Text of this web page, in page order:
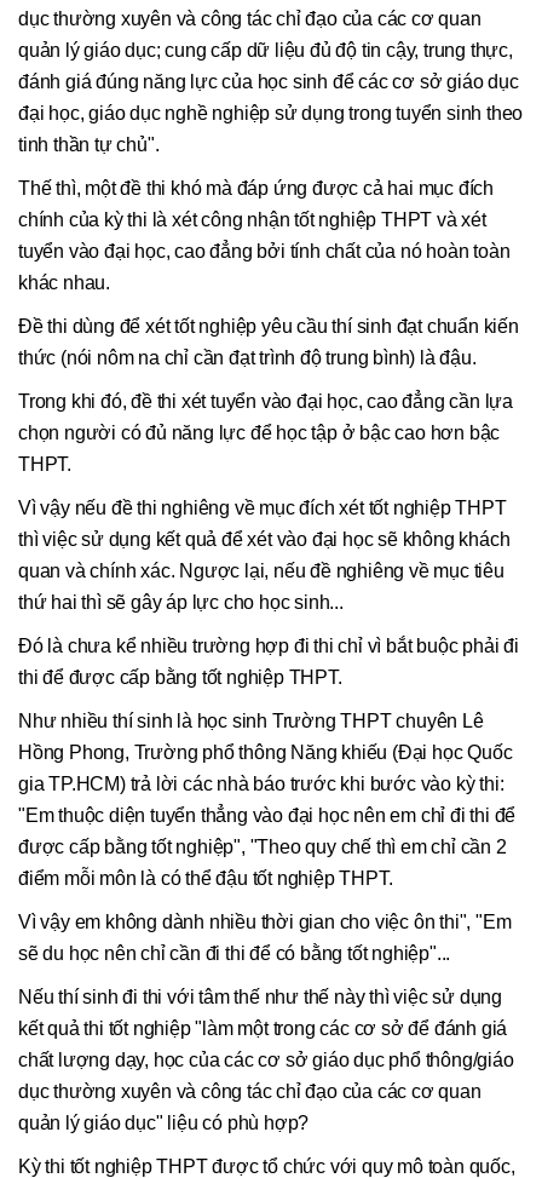
dục thường xuyên và công tác chỉ đạo của các cơ quan
quản lý giáo dục; cung cấp dữ liệu đủ độ tin cậy, trung thực,
đánh giá đúng năng lực của học sinh để các cơ sở giáo dục
đại học, giáo dục nghề nghiệp sử dụng trong tuyển sinh theo
tinh thần tự chủ".
Thế thì, một đề thi khó mà đáp ứng được cả hai mục đích
chính của kỳ thi là xét công nhận tốt nghiệp THPT và xét
tuyển vào đại học, cao đẳng bởi tính chất của nó hoàn toàn
khác nhau.
Đề thi dùng để xét tốt nghiệp yêu cầu thí sinh đạt chuẩn kiến
thức (nói nôm na chỉ cần đạt trình độ trung bình) là đậu.
Trong khi đó, đề thi xét tuyển vào đại học, cao đẳng cần lựa
chọn người có đủ năng lực để học tập ở bậc cao hơn bậc
THPT.
Vì vậy nếu đề thi nghiêng về mục đích xét tốt nghiệp THPT
thì việc sử dụng kết quả để xét vào đại học sẽ không khách
quan và chính xác. Ngược lại, nếu đề nghiêng về mục tiêu
thứ hai thì sẽ gây áp lực cho học sinh...
Đó là chưa kể nhiều trường hợp đi thi chỉ vì bắt buộc phải đi
thi để được cấp bằng tốt nghiệp THPT.
Như nhiều thí sinh là học sinh Trường THPT chuyên Lê
Hồng Phong, Trường phổ thông Năng khiếu (Đại học Quốc
gia TP.HCM) trả lời các nhà báo trước khi bước vào kỳ thi:
"Em thuộc diện tuyển thẳng vào đại học nên em chỉ đi thi để
được cấp bằng tốt nghiệp", "Theo quy chế thì em chỉ cần 2
điểm mỗi môn là có thể đậu tốt nghiệp THPT.
Vì vậy em không dành nhiều thời gian cho việc ôn thi", "Em
sẽ du học nên chỉ cần đi thi để có bằng tốt nghiệp"...
Nếu thí sinh đi thi với tâm thế như thế này thì việc sử dụng
kết quả thi tốt nghiệp "làm một trong các cơ sở để đánh giá
chất lượng dạy, học của các cơ sở giáo dục phổ thông/giáo
dục thường xuyên và công tác chỉ đạo của các cơ quan
quản lý giáo dục" liệu có phù hợp?
Kỳ thi tốt nghiệp THPT được tổ chức với quy mô toàn quốc,